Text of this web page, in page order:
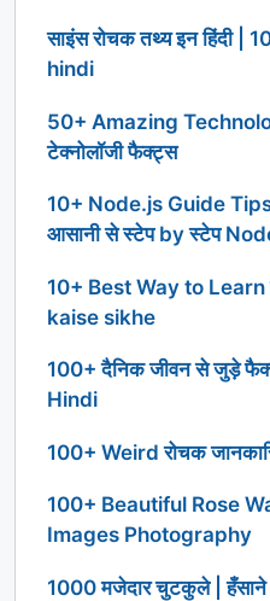
साइंस रोचक तथ्य इन हिंदी
hindi
50+ Amazing
टेक्नोलॉजी फैक्ट्स
10+ Node.js Guide
आसानी से स्टेप by स्टेप
10+ Best Way to
kaise sikhe
100+ दैनिक जीवन से जुड़े
Hindi
100+ Weird रोचक
100+ Beautiful Rose
Images Photography
1000 मजेदार चुटकुले |